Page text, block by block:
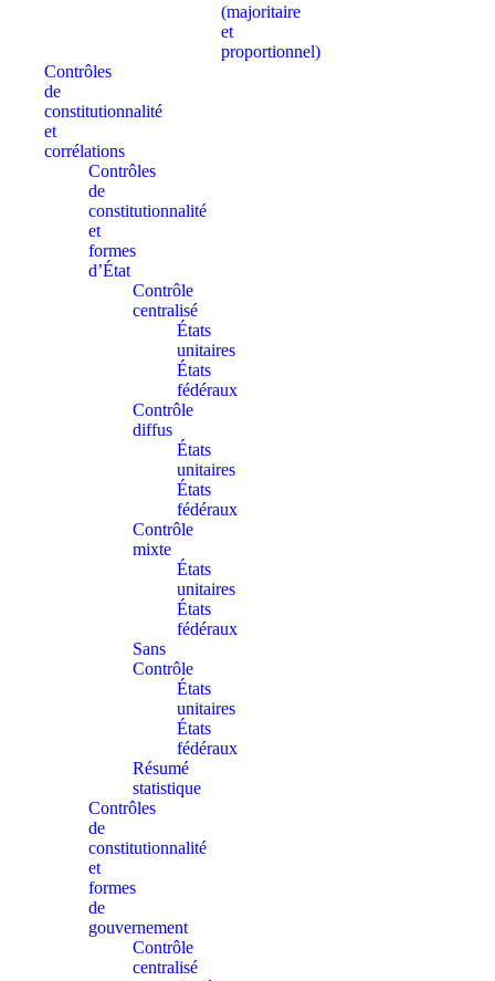
(majoritaire
et
proportionnel)
Contrôles
de
constitutionnalité
et
corrélations
Contrôles
de
constitutionnalité
et
formes
d’État
Contrôle
centralisé
États
unitaires
États
fédéraux
Contrôle
diffus
États
unitaires
États
fédéraux
Contrôle
mixte
États
unitaires
États
fédéraux
Sans
Contrôle
États
unitaires
États
fédéraux
Résumé
statistique
Contrôles
de
constitutionnalité
et
formes
de
gouvernement
Contrôle
centralisé